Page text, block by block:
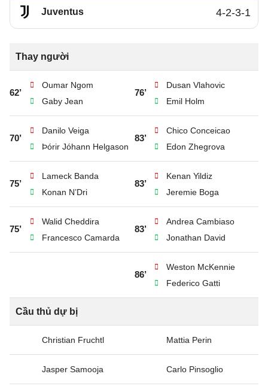
Juventus 4-2-3-1
Thay người
62’
Oumar Ngom
Gaby Jean
76’
Dusan Vlahovic
Emil Holm
70’
Danilo Veiga
Þórir Jóhann Helgason
83’
Chico Conceicao
Edon Zhegrova
75’
Lameck Banda
Konan N’Dri
83’
Kenan Yildiz
Jeremie Boga
75’
Walid Cheddira
Francesco Camarda
83’
Andrea Cambiaso
Jonathan David
86’
Weston McKennie
Federico Gatti
Cầu thủ dự bị
Christian Fruchtl Mattia Perin
Jasper Samooja Carlo Pinsoglio